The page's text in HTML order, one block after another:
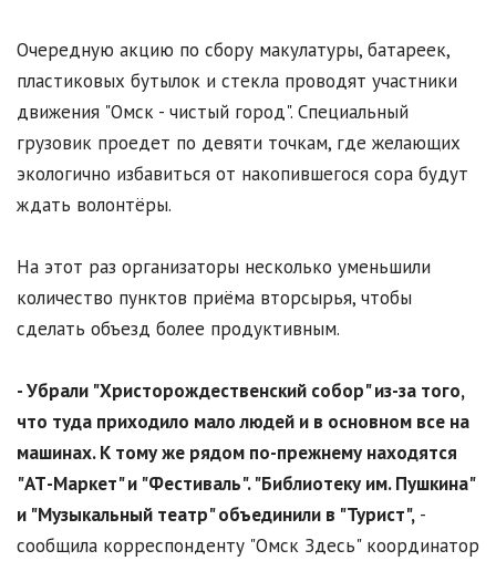
Очередную акцию по сбору макулатуры, батареек,
пластиковых бутылок и стекла проводят участники
движения "Омск - чистый город". Специальный
грузовик проедет по девяти точкам, где желающих
экологично избавиться от накопившегося сора будут
ждать волонтёры.
На этот раз организаторы несколько уменьшили
количество пунктов приёма вторсырья, чтобы
сделать объезд более продуктивным.
- Убрали "Христорождественский собор" из-за того,
что туда приходило мало людей и в основном все на
машинах. К тому же рядом по-прежнему находятся
"АТ-Маркет" и "Фестиваль". "Библиотеку им. Пушкина"
и "Музыкальный театр" объединили в "Турист", -
сообщила корреспонденту "Омск Здесь" координатор